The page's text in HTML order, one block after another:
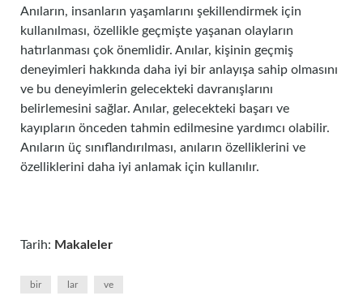
Anıların, insanların yaşamlarını şekillendirmek için
kullanılması, özellikle geçmişte yaşanan olayların
hatırlanması çok önemlidir. Anılar, kişinin geçmiş
deneyimleri hakkında daha iyi bir anlayışa sahip olmasını
ve bu deneyimlerin gelecekteki davranışlarını
belirlemesini sağlar. Anılar, gelecekteki başarı ve
kayıpların önceden tahmin edilmesine yardımcı olabilir.
Anıların üç sınıflandırılması, anıların özelliklerini ve
özelliklerini daha iyi anlamak için kullanılır.
Tarih: Makaleler
bir lar ve